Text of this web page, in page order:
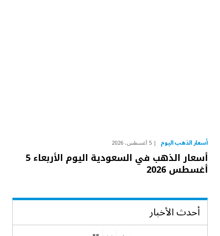
أسعار الذهب اليوم 5 أغسطس، 2026
أسعار الذهب في السعودية اليوم الأربعاء 5
أغسطس 2026
أحدث الأخبار